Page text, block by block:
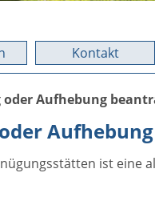
Kontakt
Aufhebung
ist eine